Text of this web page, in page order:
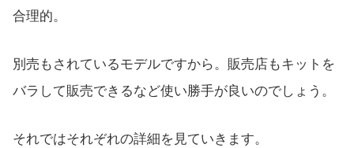
合理的。
別売もされているモデルですから。販売店もキットを
バラして販売できるなど使い勝手が良いのでしょう。
それではそれぞれの詳細を見ていきます。